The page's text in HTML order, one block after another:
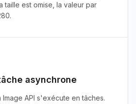
taille est omise, la valeur par
asynchrone
Image API s'exécute en tâches.